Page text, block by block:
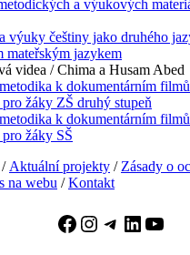
a výukových
výuky češtiny jako druhého
mateřským jazykem
videa / Chima a Husam Abed
k dokumentárním
žáky ZŠ druhý stupeň
k dokumentárním
žáky SŠ
/ Aktuální projekty / Zásady o
na webu /Kontakt
Facebook
Instagram
Telegram
LinkedIn